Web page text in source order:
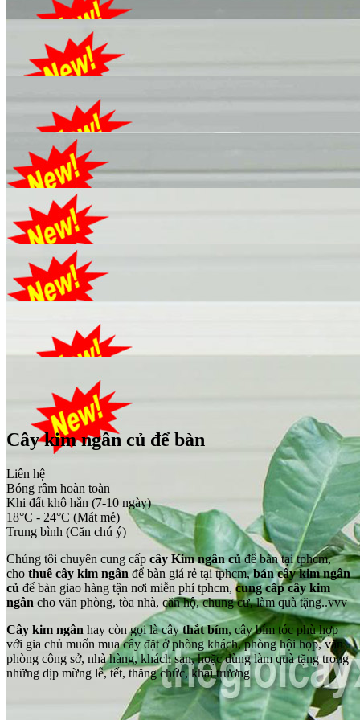
Cây kim ngân củ để bàn
Liên hệ
Bóng râm hoàn toàn
Khi đất khô hẳn (7-10 ngày)
18°C - 24°C (Mát mẻ)
Trung bình (Căn chú ý)
Chúng tôi chuyên cung cấp cây Kim ngân củđể bàn tại tphcm,
cho thuê cây kim ngân để bàn giá rẻ tại tphcm,bán cây kim ngân
củ để bàn giao hàng tận nơi miễn phí tphcm,cung cấp cây kim
ngân cho văn phòng, tòa nhà, căn hộ, chung cư, làm quà tặng..vvv
Cây kim ngân hay còn gọi là câythắt bím, cây bím tóc phù hợp
với gia chủ muốn mua cây đặt ở phòng khách, phòng hội họp, văn
phòng công sở, nhà hàng, khách sạn, hoặc dùng làm quà tặng trong
những dịp mừng lễ, tết, thăng chức, khai trương